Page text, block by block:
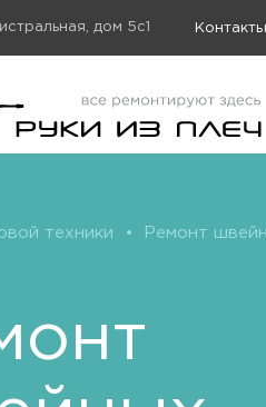
дом 5с1 Контакты
техники • Ремонт